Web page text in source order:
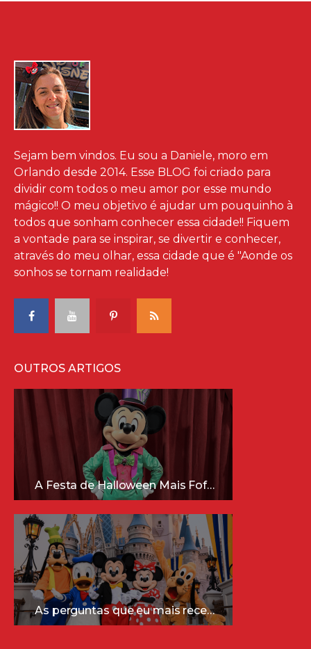
Sejam bem vindos. Eu sou a Daniele, moro em
Orlando desde 2014. Esse BLOG foi criado para
dividir com todos o meu amor por esse mundo
mágico!! O meu objetivo é ajudar um pouquinho à
todos que sonham conhecer essa cidade!! Fiquem
a vontade para se inspirar, se divertir e conhecer,
através do meu olhar, essa cidade que é "Aonde os
sonhos se tornam realidade!
OUTROS ARTIGOS
A Festa de Halloween Mais Fofa da Disney Está Chegando!
As perguntas que eu mais recebo sobre a Disney (e as respostas mais sinceras!)